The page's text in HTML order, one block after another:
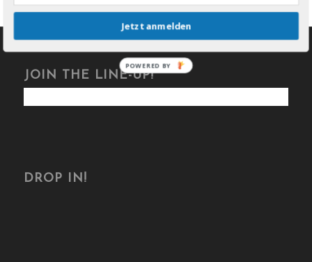
JOIN THE LINE-UP!
DROP IN!
Jetzt anmelden
POWERED BY